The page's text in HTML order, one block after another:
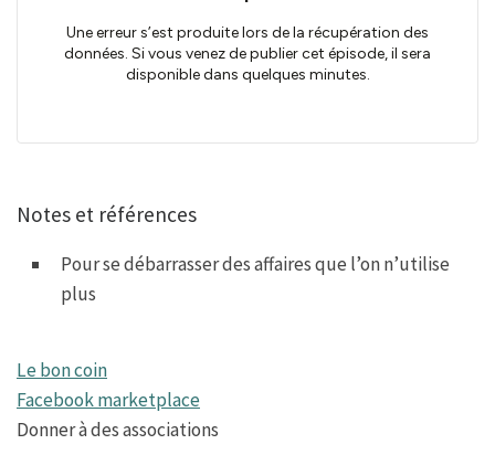
Notes et références
Pour se débarrasser des affaires que l’on n’utilise
plus
Le bon coin
Facebook marketplace
Donner à des associations